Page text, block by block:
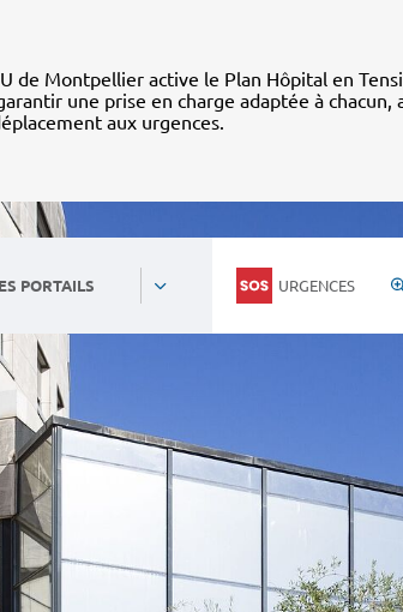
de Montpellier active le Plan Hôpital en
une prise en charge adaptée à chacun,
aux urgences.
PORTAILS URGENCES